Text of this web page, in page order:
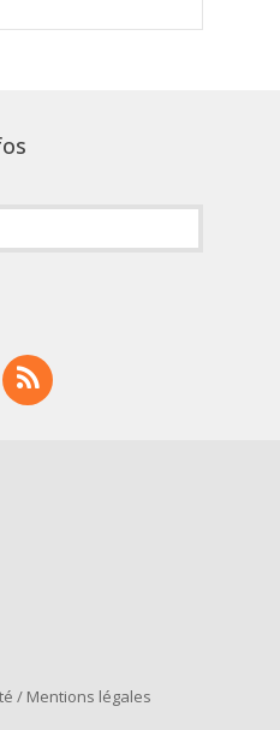
/ Mentions légales